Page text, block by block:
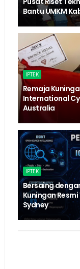
Bantu UMKM
IPTEK
Remaja
International
Australia
IPTEK
Bersaing
Kuningan
Sydney